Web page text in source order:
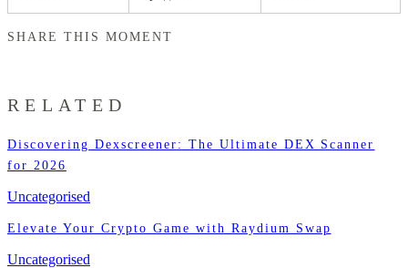
SHARE THIS MOMENT
RELATED
Discovering Dexscreener: The Ultimate DEX Scanner
for 2026
Uncategorised
Elevate Your Crypto Game with Raydium Swap
Uncategorised